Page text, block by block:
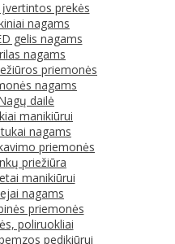
prekės
nagams
gelis nagams
nagams
priemonės
nagams
dailė
manikiūrui
nagams
priemonės
priežiūra
manikiūrui
nagams
priemonės
poliruokliai
pedikiūrui